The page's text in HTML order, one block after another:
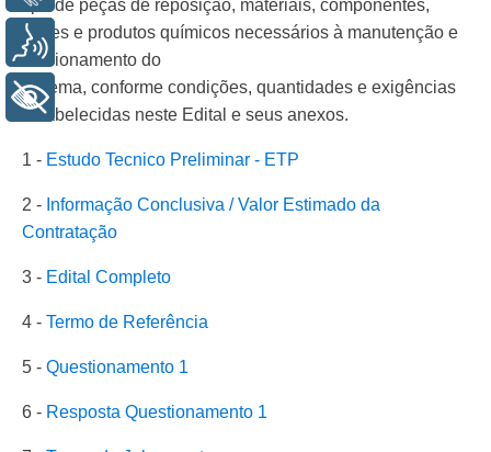
tipo de peças de reposição, materiais, componentes,
gases e produtos químicos necessários à manutenção e
funcionamento do
sistema, conforme condições, quantidades e exigências
estabelecidas neste Edital e seus anexos.
1 - Estudo Tecnico Preliminar - ETP
2 - Informação Conclusiva / Valor Estimado da
Contratação
3 - Edital Completo
4 - Termo de Referência
5 - Questionamento 1
6 - Resposta Questionamento 1
Voz
+ Acessibilidade